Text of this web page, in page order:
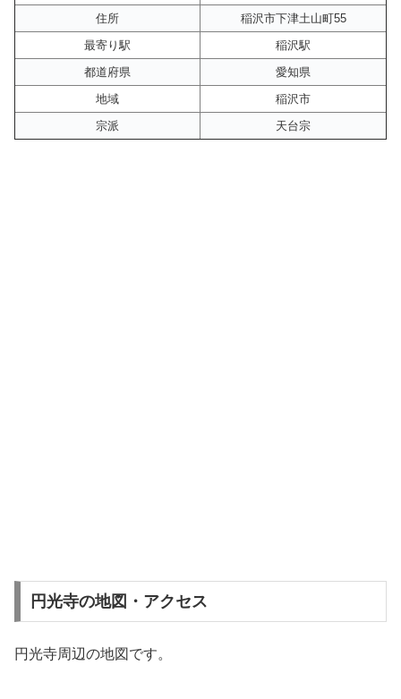
住所
稲沢市下津土山町55
最寄り駅
稲沢駅
都道府県
愛知県
地域
稲沢市
宗派
天台宗
円光寺の地図・アクセス
円光寺周辺の地図です。